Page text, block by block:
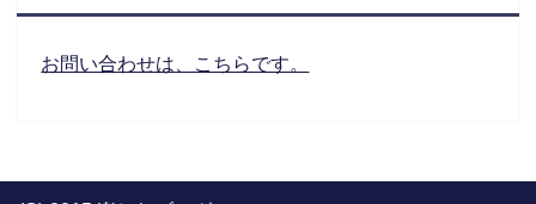
お問い合わせは、こちらです。